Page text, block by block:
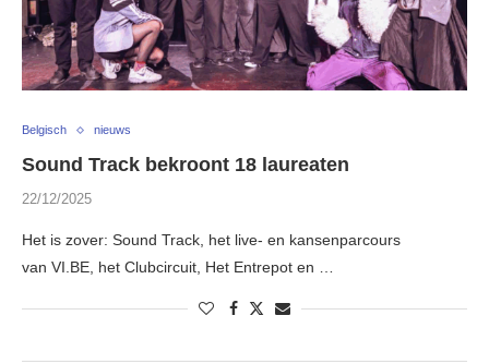
Belgisch nieuws
Sound Track bekroont 18 laureaten
22/12/2025
Het is zover: Sound Track, het live- en kansenparcours
van VI.BE, het Clubcircuit, Het Entrepot en …